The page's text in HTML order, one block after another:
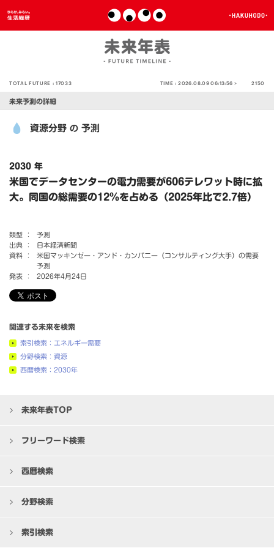
TOTAL FUTURE :17033 TIME :2026.08.09 06:13:56 > 2150
未来予測の詳細
資源分野 の 予測
2030 年
米国でデータセンターの電力需要が606テレワット時に拡
大。同国の総需要の12％を占める（2025年比で2.7倍）
類型 ：
予測
出典 ：
日本経済新聞
資料 ：
米国マッキンゼー・アンド・カンパニー（コンサルティング大手）の需要
予測
発表 ：
2026年4月24日
関連する未来を検索
索引検索：エネルギー需要
分野検索：資源
西暦検索：2030年
未来年表TOP
フリーワード検索
西暦検索
分野検索
索引検索